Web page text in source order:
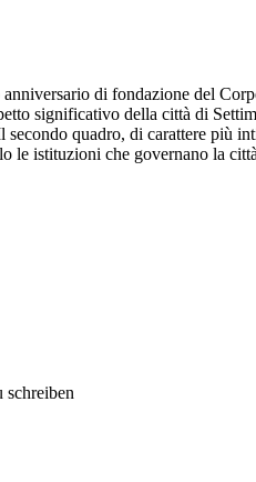
di fondazione del
significativo della città di
quadro, di carattere più
le istituzioni che governano la
schreiben